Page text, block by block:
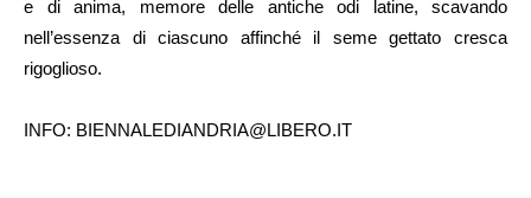
e di anima, memore delle antiche odi latine, scavando
nell’essenza di ciascuno affinché il seme gettato cresca
rigoglioso.
INFO: BIENNALEDIANDRIA@LIBERO.IT